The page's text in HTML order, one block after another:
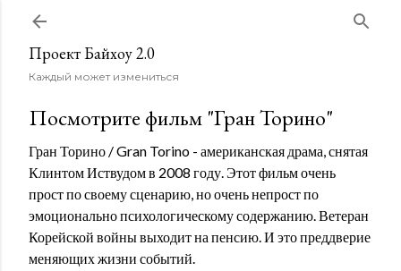
Проект Байхоу 2.0
Каждый может измениться
Посмотрите фильм "Гран Торино"
Гран Торино / Gran Torino - американская драма, снятая
Клинтом Иствудом в 2008 году. Этот фильм очень
прост по своему сценарию, но очень непрост по
эмоционально психологическому содержанию. Ветеран
Корейской войны выходит на пенсию. И это преддверие
меняющих жизни событий.